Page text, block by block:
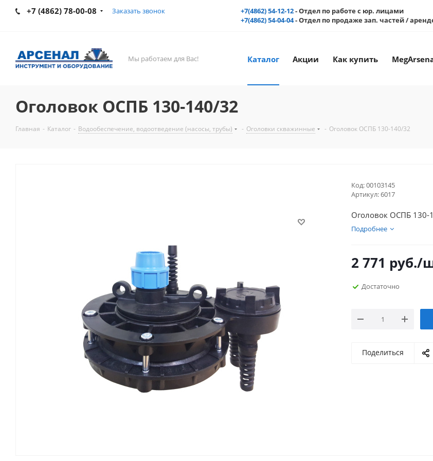
+7 (4862) 78-00-08 Заказать звонок +7(4862) 54-12-12- Отдел по работе с юр. лицами
+7(4862) 54-04-04- Отдел по продаже зап. частей /
Мы работаем для Вас! Каталог Акции Как купить
Оголовок ОСПБ 130-140/32
Главная - Каталог - Водообеспечение, водоотведение (насосы, трубы) - Оголовки скважинные - Оголовок ОСПБ 130-140/32
Код:00103145
Артикул:6017
Оголовок ОСПБ 130-
Подробнее
2 771 руб./
Достаточно
Поделиться